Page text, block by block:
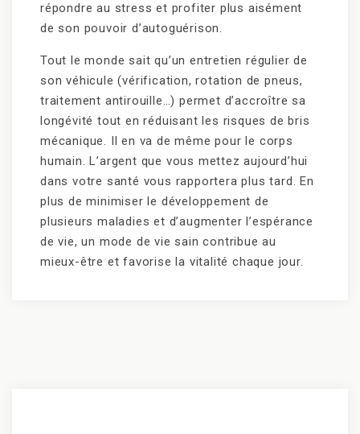
répondre au stress et profiter plus aisément
de son pouvoir d’autoguérison.
Tout le monde sait qu’un entretien régulier de
son véhicule (vérification, rotation de pneus,
traitement antirouille…) permet d’accroître sa
longévité tout en réduisant les risques de bris
mécanique. Il en va de même pour le corps
humain. L’argent que vous mettez aujourd’hui
dans votre santé vous rapportera plus tard. En
plus de minimiser le développement de
plusieurs maladies et d’augmenter l’espérance
de vie, un mode de vie sain contribue au
mieux-être et favorise la vitalité chaque jour.